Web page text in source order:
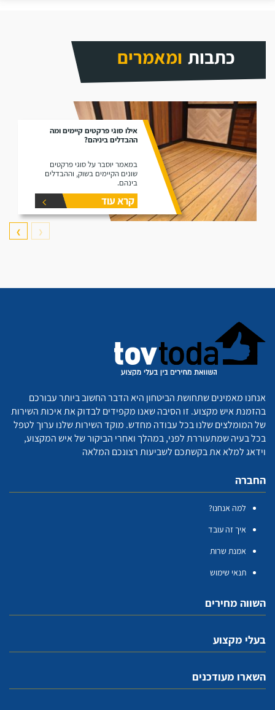
כתבות ומאמרים
אילו סוגי פרקטים קיימים ומה
ההבדלים ביניהם?
במאמר יוסבר על סוגי פרקטים
שונים הקיימים בשוק, וההבדלים
בינהם.
קרא עוד
❮
❯
אנחנו מאמינים שתחושת הביטחון היא הדבר החשוב ביותר עבורכם
בהזמנת איש מקצוע. זו הסיבה שאנו מקפידים לבדוק את איכות השירות
של המומלצים שלנו בכל עבודה מחדש. מוקד השירות שלנו ערוך לטפל
בכל בעיה שמתעוררת לפני, במהלך ואחרי הביקור של איש המקצוע,
וידאג למלא את בקשתכם לשביעות רצונכם המלאה
החברה
למה אנחנו?
איך זה עובד
אמנת שרות
תנאי שימוש
השווה מחירים
בעלי מקצוע
השארו מעודכנים